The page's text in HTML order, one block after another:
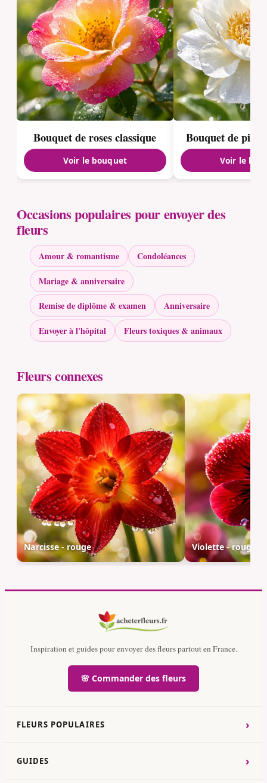
Bouquet de roses classique
Voir le bouquet
Bouquet de
Voir le
Occasions populaires pour envoyer des
fleurs
Amour & romantisme
Condoléances
Mariage & anniversaire
Remise de diplôme & examen
Anniversaire
Envoyer à l'hôpital
Fleurs toxiques & animaux
Fleurs connexes
Narcisse - rouge Violette - rouge
Inspiration et guides pour envoyer des fleurs partout en France.
🌸 Commander des fleurs
FLEURS POPULAIRES ›
GUIDES ›